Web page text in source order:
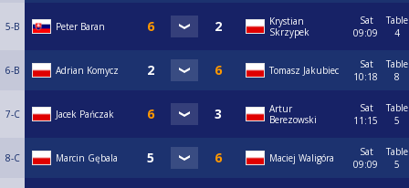
5-B Peter Baran
Krystian
Skrzypek
Sat
09:09
Table
4
6-B Adrian Komycz Tomasz Jakubiec
Sat
10:18
Table
8
7-C Jacek Pańczak
Artur
Berezowski
Sat
11:15
Table
5
8-C Marcin Gębala Maciej Waligóra
Sat
09:09
Table
5